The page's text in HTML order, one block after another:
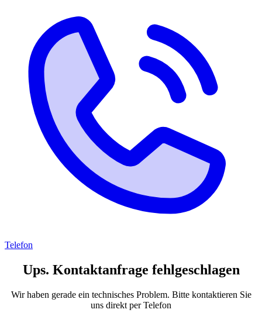
Telefon
Ups. Kontaktanfrage fehlgeschlagen
Wir haben gerade ein technisches Problem. Bitte kontaktieren Sie
uns direkt per Telefon